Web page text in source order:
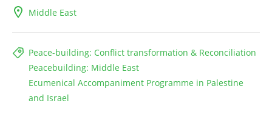
Middle East
Peace-building: Conflict transformation & Reconciliation
Peacebuilding: Middle East
Ecumenical Accompaniment Programme in Palestine
and Israel